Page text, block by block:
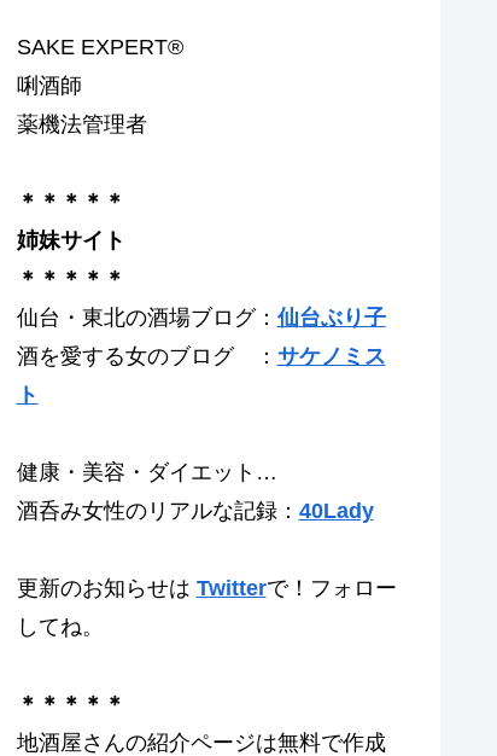
SAKE EXPERT®
唎酒師
薬機法管理者
＊＊＊＊＊
姉妹サイト
＊＊＊＊＊
仙台・東北の酒場ブログ： 仙台ぶり子
酒を愛する女のブログ ： サケノミス
ト
健康・美容・ダイエット…
酒呑み女性のリアルな記録： 40Lady
更新のお知らせは Twitterで！フォロー
してね。
＊＊＊＊＊
地酒屋さんの紹介ページは無料で作成